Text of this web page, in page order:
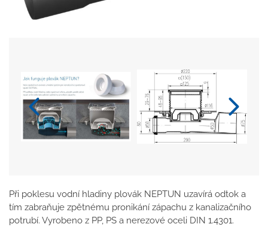
Při poklesu vodní hladiny plovák NEPTUN uzavírá odtok a
tím zabraňuje zpětnému pronikání zápachu z kanalizačního
potrubí. Vyrobeno z PP, PS a nerezové oceli DIN 1.4301.